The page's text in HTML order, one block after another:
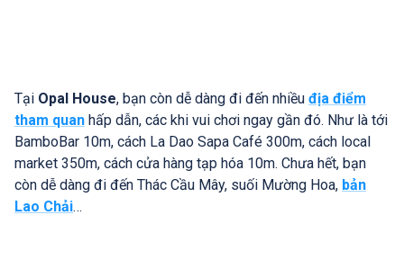
Tại Opal House, bạn còn dễ dàng đi đến nhiều địa điểm
tham quan hấp dẫn, các khi vui chơi ngay gần đó. Như là tới
BamboBar 10m, cách La Dao Sapa Café 300m, cách local
market 350m, cách cửa hàng tạp hóa 10m. Chưa hết, bạn
còn dễ dàng đi đến Thác Cầu Mây, suối Mường Hoa, bản
Lao Chải…